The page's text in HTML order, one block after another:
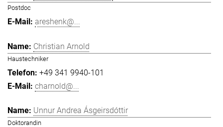
Postdoc
areshenk@...
Christian Arnold
Haustechniker
+49 341 9940-101
charnold@...
Unnur Andrea Ásgeirsdóttir
Doktorandin